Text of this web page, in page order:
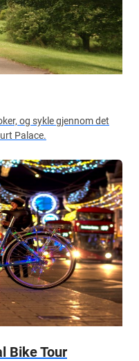
og sykle gjennom det
Palace.
Bike Tour